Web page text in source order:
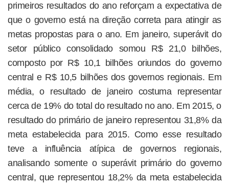
primeiros resultados do ano reforçam a expectativa de
que o governo está na direção correta para atingir as
metas propostas para o ano. Em janeiro, superávit do
setor público consolidado somou R$ 21,0 bilhões,
composto por R$ 10,1 bilhões oriundos do governo
central e R$ 10,5 bilhões dos governos regionais. Em
média, o resultado de janeiro costuma representar
cerca de 19% do total do resultado no ano. Em 2015, o
resultado do primário de janeiro representou 31,8% da
meta estabelecida para 2015. Como esse resultado
teve a influência atípica de governos regionais,
analisando somente o superávit primário do governo
central, que representou 18,2% da meta estabelecida